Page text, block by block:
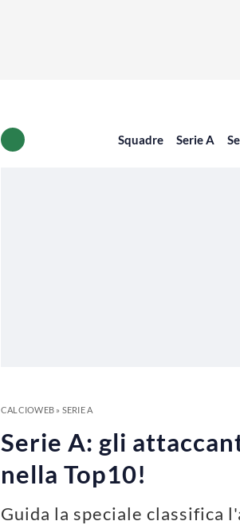
Squadre Serie A
CALCIOWEB» SERIE A
Serie A: gli
nella Top10!
Guida la speciale classifica